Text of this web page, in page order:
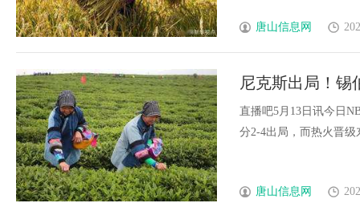
唐山信息网
尼克斯出局！锡
们球员自豪
直播吧5月13日讯今日
分2-4出局，而热火晋
唐山信息网